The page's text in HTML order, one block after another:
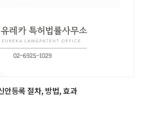
안등록 절차, 방법, 효과